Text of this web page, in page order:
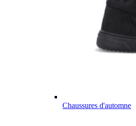
Chaussures d'automne